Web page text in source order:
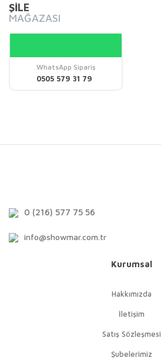
ŞİLE
MAĞAZASI
WhatsApp Sipariş
0505 579 31 79
0 (216) 577 75 56
info@showmar.com.tr
Kurumsal
Hakkımızda
İletişim
Satış Sözleşmesi
Şubelerimiz